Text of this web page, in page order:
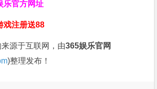
乐官方网址
戏注册送88
来源于互联网，由365娱乐官网
)整理发布！